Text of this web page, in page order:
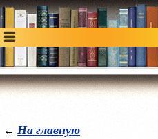
← На главную